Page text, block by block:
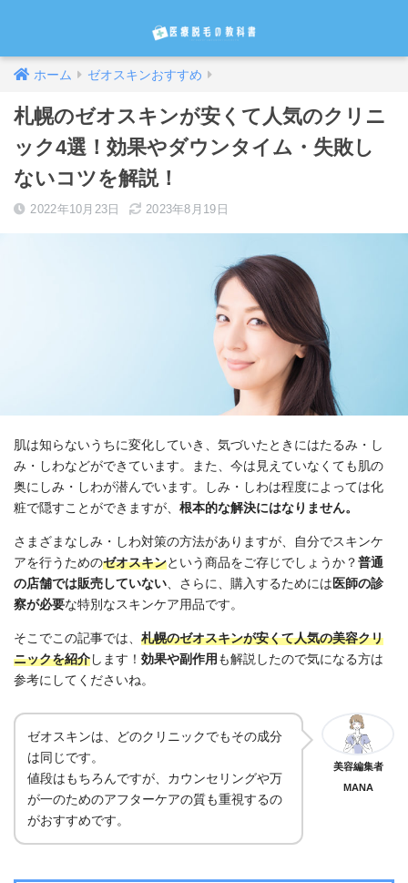
ホーム ゼオスキンおすすめ
札幌のゼオスキンが安くて人気のクリニ
ック4選！効果やダウンタイム・失敗し
ないコツを解説！
2022年10月23日 2023年8月19日
肌は知らないうちに変化していき、気づいたときにはたるみ・し
み・しわなどができています。また、今は見えていなくても肌の
奥にしみ・しわが潜んでいます。しみ・しわは程度によっては化
粧で隠すことができますが、 根本的な解決にはなりません。
さまざまなしみ・しわ対策の方法がありますが、自分でスキンケ
アを行うためのゼオスキンという商品をご存じでしょうか？普通
の店舗では販売していない、さらに、購入するためには医師の診
察が必要な特別なスキンケア用品です。
そこでこの記事では、 札幌のゼオスキンが安くて人気の美容クリ
ニックを紹介します！ 効果や副作用 も解説したので気になる方は
参考にしてくださいね。
ゼオスキンは、どのクリニックでもその成分
は同じです。
値段はもちろんですが、カウンセリングや万
が一のためのアフターケアの質も重視するの
がおすすめです。
美容編集者
MANA